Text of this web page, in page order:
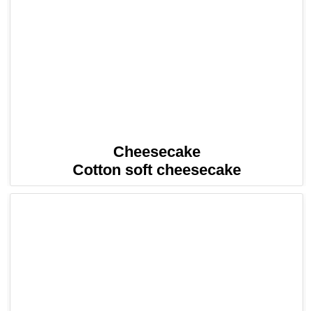
Cheesecake
Cotton soft cheesecake